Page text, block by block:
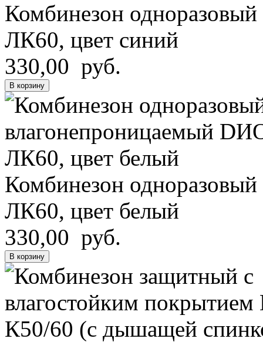
Комбинезон
ЛК60, цвет синий
330,00 руб.
В корзину
Комбинезон
ЛК60, цвет белый
330,00 руб.
В корзину